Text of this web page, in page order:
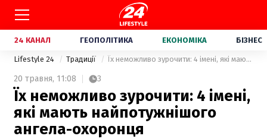
24 КАНАЛ ГЕОПОЛІТИКА ЕКОНОМІКА БІЗНЕС
Lifestyle 24 Традиції Їх неможливо зурочити: 4 імені, які мають найпотужнішого ангела-охоронця
20 травня, 11:08 3
Їх неможливо зурочити: 4 імені,
які мають найпотужнішого
ангела-охоронця